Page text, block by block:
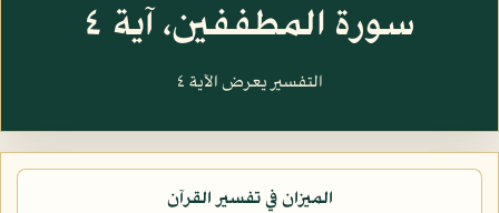
سورة المطففين، آية ٤
التفسير يعرض الآية ٤
الميزان في تفسير القرآن